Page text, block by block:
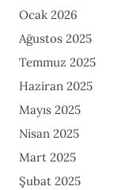
Ocak 2026
Ağustos 2025
Temmuz 2025
Haziran 2025
Mayıs 2025
Nisan 2025
Mart 2025
Şubat 2025